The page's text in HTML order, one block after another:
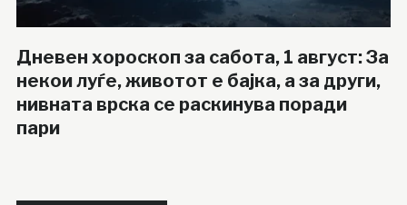
Дневен хороскоп за сабота, 1 август: За
некои луѓе, животот е бајка, а за други,
нивната врска се раскинува поради
пари